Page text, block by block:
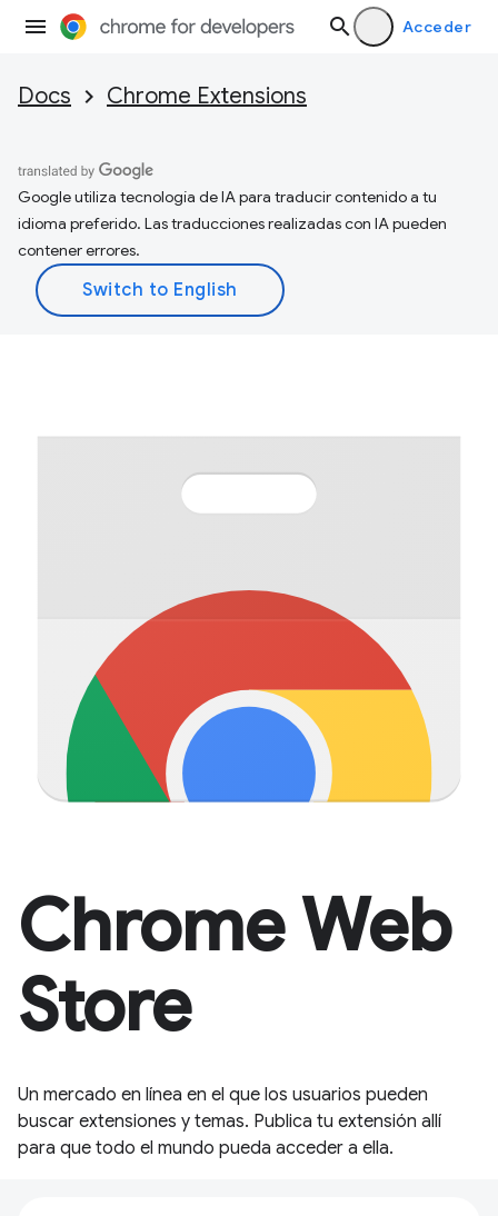
Acceder
Docs Chrome Extensions
Google utiliza tecnología de IA para traducir contenido a tu
idioma preferido. Las traducciones realizadas con IA pueden
contener errores.
Chrome Web
Store
Un mercado en línea en el que los usuarios pueden
buscar extensiones y temas. Publica tu extensión allí
para que todo el mundo pueda acceder a ella.